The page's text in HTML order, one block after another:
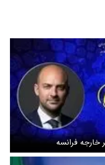
خارجه فرانسه